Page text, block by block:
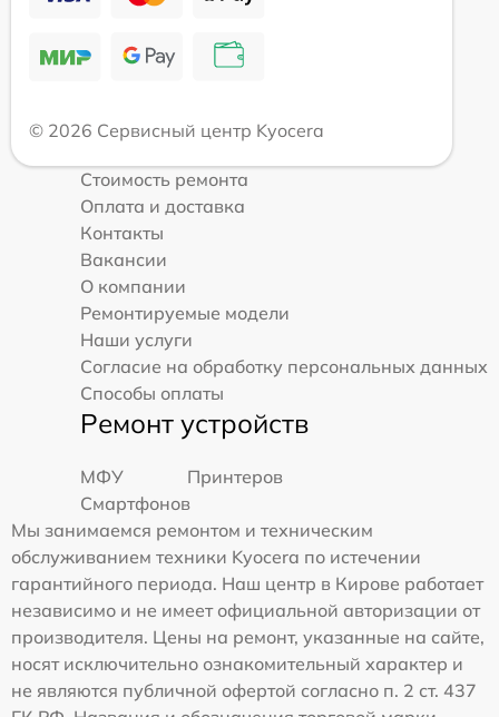
© 2026 Сервисный центр Kyocera
Стоимость ремонта
Оплата и доставка
Контакты
Вакансии
О компании
Ремонтируемые модели
Наши услуги
Согласие на обработку персональных данных
Способы оплаты
Ремонт устройств
МФУ
Принтеров
Смартфонов
Мы занимаемся ремонтом и техническим
обслуживанием техники Kyocera по истечении
гарантийного периода. Наш центр в Кирове работает
независимо и не имеет официальной авторизации от
производителя. Цены на ремонт, указанные на сайте,
носят исключительно ознакомительный характер и
не являются публичной офертой согласно п. 2 ст. 437